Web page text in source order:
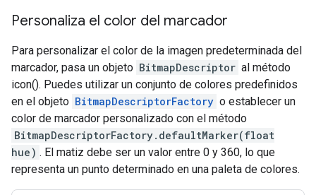
Personaliza el color del marcador
Para personalizar el color de la imagen predeterminada del
marcador, pasa un objeto BitmapDescriptor al método
icon(). Puedes utilizar un conjunto de colores predefinidos
en el objeto BitmapDescriptorFactory o establecer un
color de marcador personalizado con el método
BitmapDescriptorFactory.defaultMarker(float
hue) . El matiz debe ser un valor entre 0 y 360, lo que
representa un punto determinado en una paleta de colores.